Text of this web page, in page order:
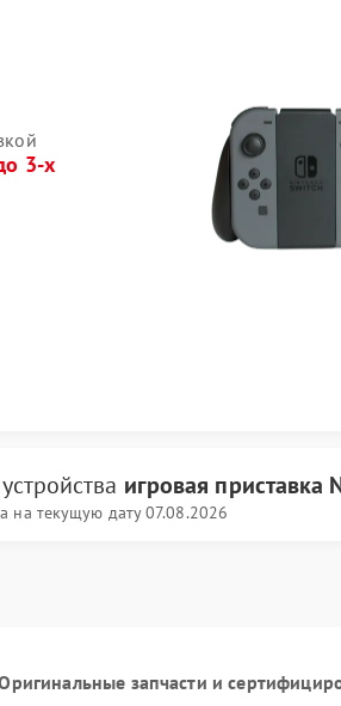
3-х
игровая приставка
на текущую дату 07.08.2026
запчасти и